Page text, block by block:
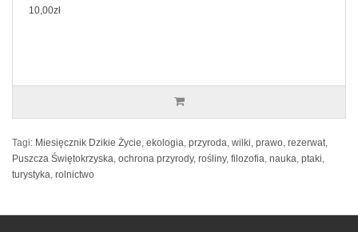
10,00zł
Tagi: Miesięcznik Dzikie Życie, ekologia, przyroda, wilki, prawo, rezerwat,
Puszcza Świętokrzyska, ochrona przyrody, rośliny, filozofia, nauka, ptaki,
turystyka, rolnictwo